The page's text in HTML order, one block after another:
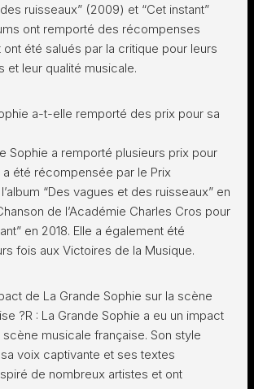
ruisseaux” (2009) et “Cet instant”
ont remporté des récompenses
été salués par la critique pour leurs
et leur qualité musicale.
a-t-elle remporté des prix pour sa
Sophie a remporté plusieurs prix pour
a été récompensée par le Prix
“Des vagues et des ruisseaux” en
de l’Académie Charles Cros pour
en 2018. Elle a également été
fois aux Victoires de la Musique.
de La Grande Sophie sur la scène
?R : La Grande Sophie a eu un impact
musicale française. Son style
voix captivante et ses textes
de nombreux artistes et ont